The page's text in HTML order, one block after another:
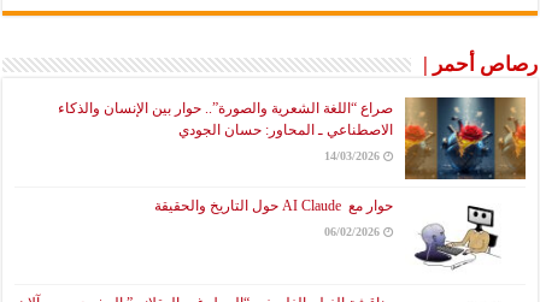
رصاص أحمر |
صراع “اللغة الشعرية والصورة”.. حوار بين الإنسان والذكاء
الاصطناعي ـ المحاور: حسان الجودي
14/03/2026
حوار مع AI Claude حول التاريخ والحقيقة
06/02/2026